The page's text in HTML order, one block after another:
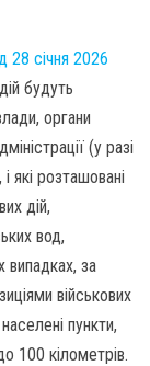
28 січня 2026
будуть
органи
(у разі
які розташовані
дій,
вод,
випадках, за
військових
пункти,
100 кілометрів.